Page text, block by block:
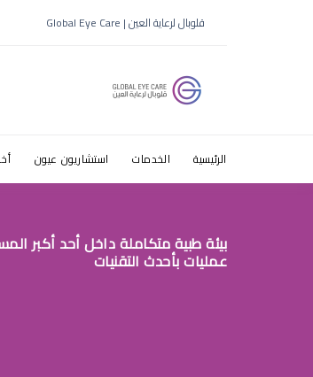
اسباب
قلوبال لرعاية العين | Global Eye Care
الرئيسية الخدمات استشاريون عيون
بيئة طبية متكاملة داخل أحد أكبر
عمليات بأحدث التقنيات